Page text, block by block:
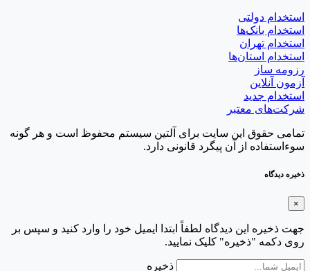
استخدام دولتی
استخدام بانک‌ها
استخدام تهران
استخدام استان‌ها
رزومه ساز
آزمون آنلاین
استخدام جدید
شرکت‌های معتبر
تمامی حقوق این سایت برای آلتین سیستم محفوظ است و هر گونه
سوءاستفاده از آن پیگرد قانونی دارد.
ذخیره دیدگاه
×
جهت ذخیره این دیدگاه لطفاً ابتدا ایمیل خود را وارد کنید و سپس بر
روی دکمه "ذخیره" کلیک نمایید.
ذخیره